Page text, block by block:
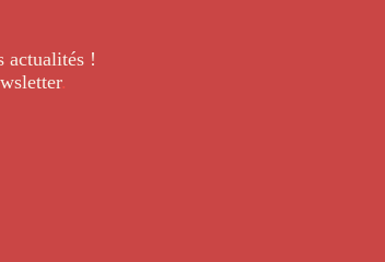
actualités !
.